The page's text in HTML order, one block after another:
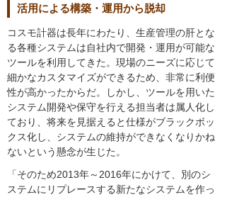
活用による構築・運用から脱却
コスモ計器は長年にわたり、生産管理の肝とな
る各種システムは自社内で開発・運用が可能な
ツールを利用してきた。現場のニーズに応じて
細かなカスタマイズができるため、非常に利便
性が高かったからだ。しかし、ツールを用いた
システム開発や保守を行える担当者は属人化し
ており、将来を見据えると仕様がブラックボッ
クス化し、システムの維持ができなくなりかね
ないという懸念が生じた。
「そのため2013年～2016年にかけて、別のシ
ステムにリプレースする新たなシステムを作っ